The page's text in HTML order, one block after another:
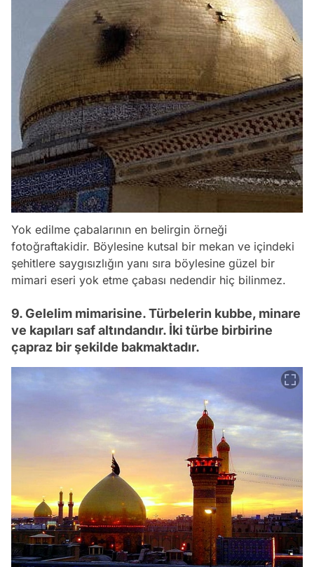
Yok edilme çabalarının en belirgin örneği
fotoğraftakidir. Böylesine kutsal bir mekan ve içindeki
şehitlere saygısızlığın yanı sıra böylesine güzel bir
mimari eseri yok etme çabası nedendir hiç bilinmez.
9. Gelelim mimarisine. Türbelerin kubbe, minare
ve kapıları saf altındandır. İki türbe birbirine
çapraz bir şekilde bakmaktadır.